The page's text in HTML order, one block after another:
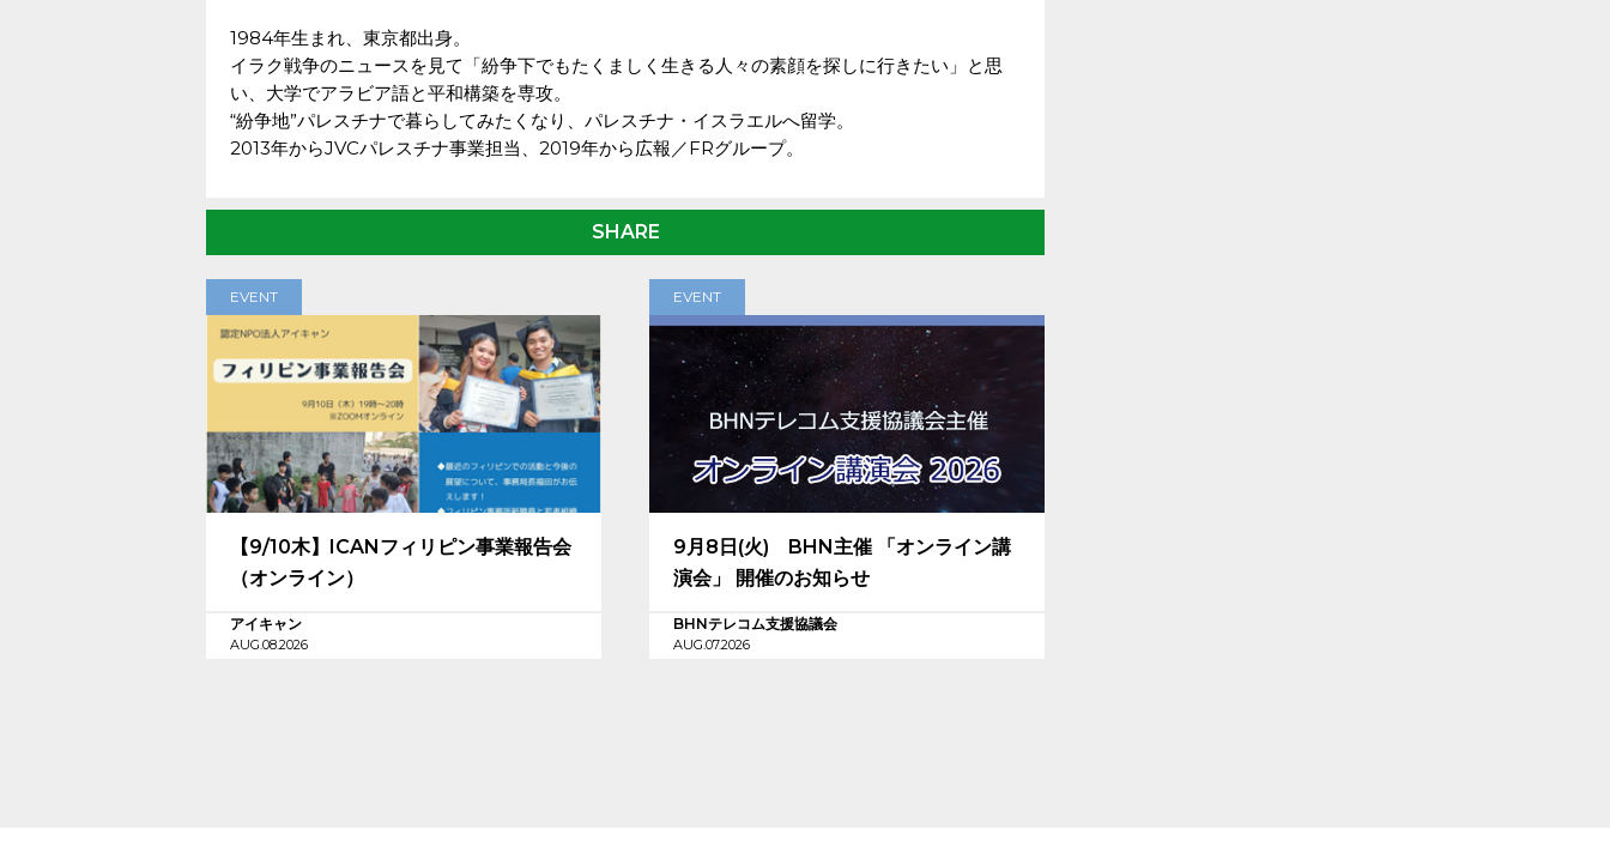
1984年生まれ、東京都出身。
イラク戦争のニュースを見て「紛争下でもたくましく生きる人々の素顔を探しに行きたい」と思
い、大学でアラビア語と平和構築を専攻。
“紛争地”パレスチナで暮らしてみたくなり、パレスチナ・イスラエルへ留学。
2013年からJVCパレスチナ事業担当、2019年から広報／FRグループ。
SHARE
EVENT
【9/10木】ICANフィリピン事業報告会
（オンライン）
アイキャン
AUG.08.2026
EVENT
9月8日(火) BHN主催 「オンライン講
演会」 開催のお知らせ
BHNテレコム支援協議会
AUG.07.2026